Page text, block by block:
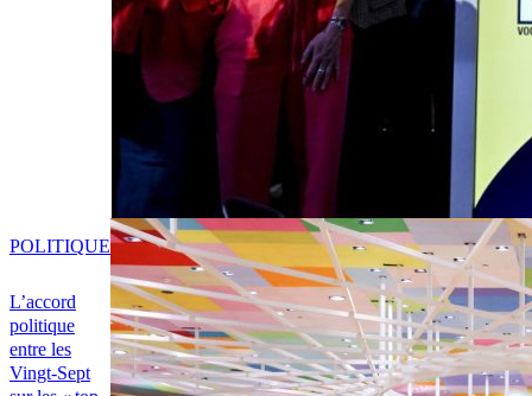
L’accord
politique
entre les
Vingt-Sept
POLITIQUE